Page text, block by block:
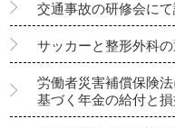
交通事故の研修会に
サッカーと整形外科
労働者災害補償保険
基づく年金の給付と